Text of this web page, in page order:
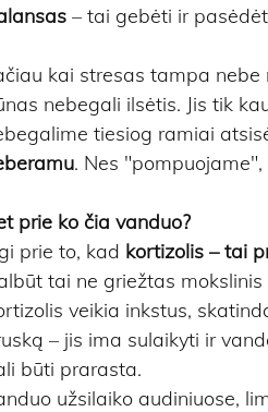
– tai gebėti ir
kai stresas tampa nebe
nebegali ilsėtis. Jis tik
tiesiog ramiai
. Nes
prie ko čia vanduo?
prie to, kad kortizolis – tai
tai ne griežtas
veikia inkstus,
– jis ima sulaikyti ir
būti prarasta.
užsilaiko audiniuose,